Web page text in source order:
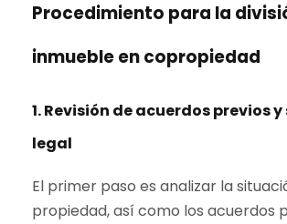
Procedimiento para la
inmueble en copropiedad
1. Revisión de acuerdos previos
legal
El primer paso es analizar la
propiedad, así como los acuerdos